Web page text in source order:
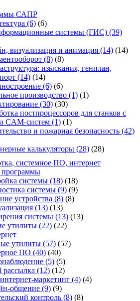
САПР
(6) (6)
системы (ГИС) (39)
визуализация и анимация (14) (14)
(8) (8)
изыскания, генплан,
(14) (14)
(6) (6)
производство (1) (1)
(30) (30)
постпроцессоров для станков с
CAM-систем (1) (1)
и пожарная безопасность (42)
калькуляторы (28) (28)
системное ПО, интернет
системы (18) (18)
системы (9) (9)
устройства (8) (8)
(13) (13)
системы (13) (13)
утилиты (22) (22)
утилиты (57) (57)
ПО (40) (40)
(5) (5)
рассылка (12) (12)
маркетинг (4) (4)
общение (9) (9)
контроль (8) (8)